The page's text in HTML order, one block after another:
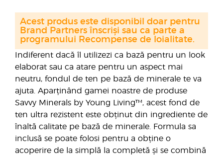
Indiferent dacă îl utilizezi ca bază pentru un look
elaborat sau ca atare pentru un aspect mai
neutru, fondul de ten pe bază de minerale te va
ajuta. Aparținând gamei noastre de produse
Savvy Minerals by Young Living™, acest fond de
ten ultra rezistent este obținut din ingrediente de
înaltă calitate pe bază de minerale. Formula sa
inclusă se poate folosi pentru a obține o
acoperire de la simplă la completă și se combină
Acest produs este disponibil doar pentru
Brand Partners înscriși sau ca parte a
programului Recompense de loialitate.